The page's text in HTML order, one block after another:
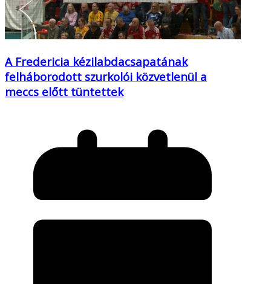
A Fredericia kézilabdacsapatának
felháborodott szurkolói közvetlenül a
meccs előtt tüntettek